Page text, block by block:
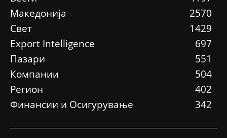
Македонија
2570
Свет
1429
Еxport Intelligence
697
Пазари
551
Компании
504
Регион
402
Финансии и Осигурување
342